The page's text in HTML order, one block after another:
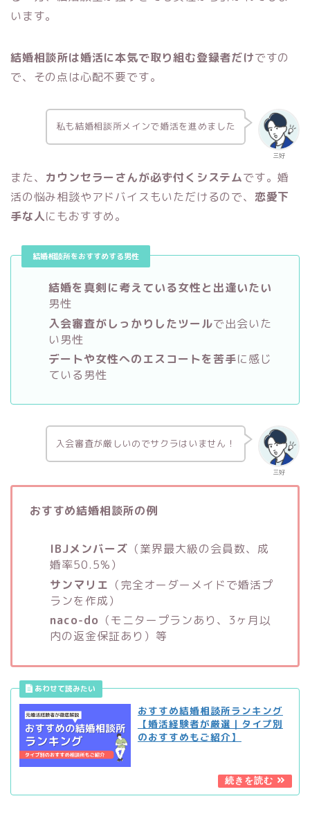
います。
結婚相談所は婚活に本気で取り組む登録者だけですの
で、その点は心配不要です。
三好
私も結婚相談所メインで婚活を進めました
また、 カウンセラーさんが必ず付くシステムです。婚
活の悩み相談やアドバイスもいただけるので、 恋愛下
手な人にもおすすめ。
結婚相談所をおすすめする男性
結婚を真剣に考えている女性と出逢いたい
男性
入会審査がしっかりしたツールで出会いた
い男性
デートや女性へのエスコートを苦手に感じ
ている男性
三好
入会審査が厳しいのでサクラはいません！
おすすめ結婚相談所の例
IBJメンバーズ （業界最大級の会員数、成
婚率50.5%）
サンマリエ （完全オーダーメイドで婚活プ
ランを作成）
naco-do （モニタープランあり、3ヶ月以
内の返金保証あり）等
おすすめ結婚相談所ランキング
【婚活経験者が厳選｜タイプ別
のおすすめもご紹介】